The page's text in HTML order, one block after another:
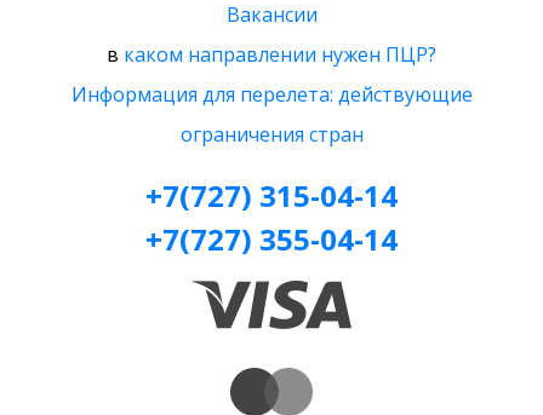
Вакансии
в каком направлении нужен ПЦР?
Информация для перелета: действующие
ограничения стран
+7(727) 315-04-14
+7(727) 355-04-14